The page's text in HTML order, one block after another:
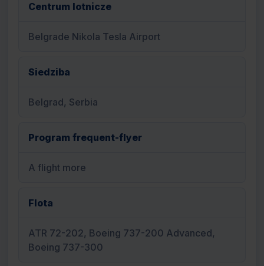
Centrum lotnicze
Belgrade Nikola Tesla Airport
Siedziba
Belgrad, Serbia
Program frequent-flyer
A flight more
Flota
ATR 72-202, Boeing 737-200 Advanced,
Boeing 737-300